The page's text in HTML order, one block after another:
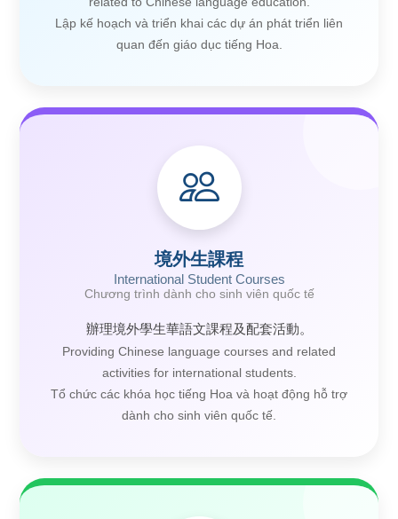
Lập kế hoạch và triển khai các dự án phát triển liên
quan đến giáo dục tiếng Hoa.
境外生課程
International Student Courses
Chương trình dành cho sinh viên quốc tế
辦理境外學生華語文課程及配套活動。
Providing Chinese language courses and related
activities for international students.
Tổ chức các khóa học tiếng Hoa và hoạt động hỗ trợ
dành cho sinh viên quốc tế.